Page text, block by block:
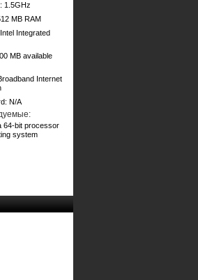
1.5GHz
MB RAM
Integrated
MB available
Internet
N/A
64-bit processor
system